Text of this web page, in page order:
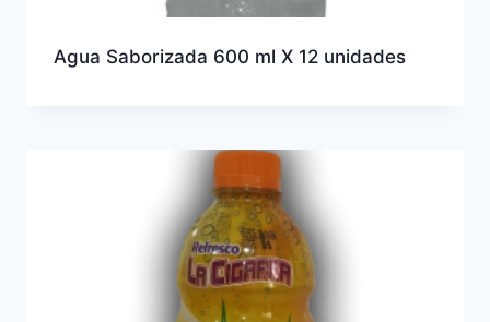
Agua Saborizada 600 ml X 12 unidades